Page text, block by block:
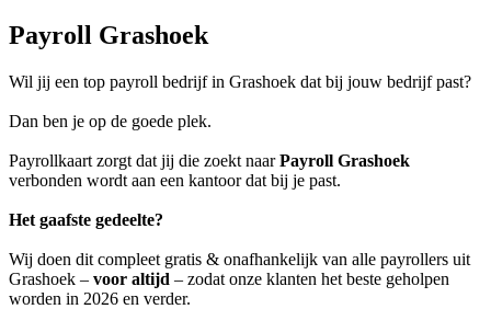
Payroll Grashoek
Wil jij een top payroll bedrijf in Grashoek dat bij jouw bedrijf past?
Dan ben je op de goede plek.
Payrollkaart zorgt dat jij die zoekt naarPayroll Grashoek
verbonden wordt aan een kantoor dat bij je past.
Het gaafste gedeelte?
Wij doen dit compleet gratis & onafhankelijk van alle payrollers uit
Grashoek – voor altijd – zodat onze klanten het beste geholpen
worden in 2026 en verder.